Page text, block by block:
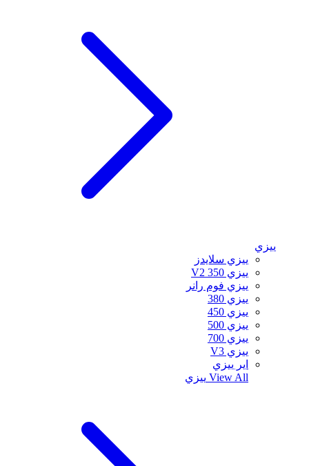
ييزي
ييزي سلايدز
ييزي 350 V2
ييزي فوم رانر
ييزي 380
ييزي 450
ييزي 500
ييزي 700
ييزي V3
اير ييزي
View All ييزي